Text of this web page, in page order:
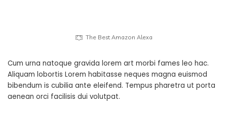
The Best Amazon Alexa
Cum urna natoque gravida lorem art morbi fames leo hac.
Aliquam lobortis Lorem habitasse neques magna euismod
bibendum is cubilia ante eleifend. Tempus pharetra ut porta
aenean orci facilisis dui volutpat.